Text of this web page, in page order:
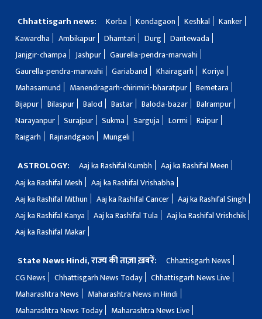
Chhattisgarh news: Korba Kondagaon Keshkal
Kanker
Kawardha
Ambikapur Dhamtari Durg
Dantewada
Janjgir-champa
Jashpur
Gaurella-pendra-marwahi
Gaurella-pendra-marwahi
Gariaband Khairagarh
Koriya
Mahasamund
Manendragarh-chirimiri-bharatpur
Bemetara
Bijapur
Bilaspur Balod Bastar Baloda-bazar
Balrampur
Narayanpur
Surajpur Sukma Sarguja Lormi
Raipur
Raigarh
Rajnandgaon Mungeli
ASTROLOGY: Aaj ka Rashifal Kumbh
Aaj ka Rashifal Meen
Aaj ka Rashifal Mesh
Aaj ka Rashifal Vrishabha
Aaj ka Rashifal Mithun
Aaj ka Rashifal Cancer
Aaj ka Rashifal Singh
Aaj ka Rashifal Kanya
Aaj ka Rashifal Tula
Aaj ka Rashifal Vrishchik
Aaj ka Rashifal Makar
State News Hindi, राज्य की ताज़ा ख़बरें:
Chhattisgarh News
CG News
Chhattisgarh News Today
Chhattisgarh News Live
Maharashtra News
Maharashtra News in Hindi
Maharashtra News Today
Maharashtra News Live